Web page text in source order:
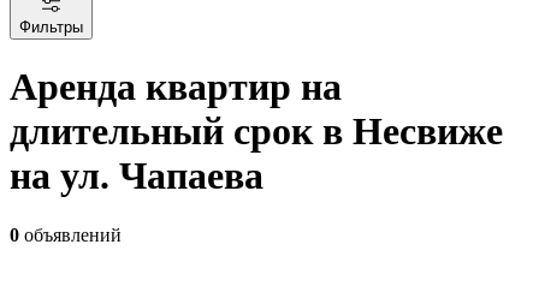
Фильтры
Аренда квартир на
длительный срок в Несвиже
на ул. Чапаева
0 объявлений